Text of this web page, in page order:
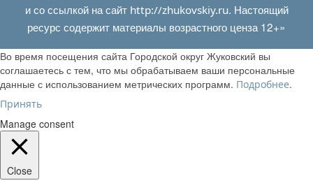
и со ссылкой на сайт http://zhukovskiy.ru. Настоящий
ресурс содержит материалы возрастного ценза 12+»
Во время посещения сайта Городской округ Жуковский вы
соглашаетесь с тем, что мы обрабатываем ваши персональные
данные с использованием метрических программ. Подробнее.
Принять
Manage consent
Close